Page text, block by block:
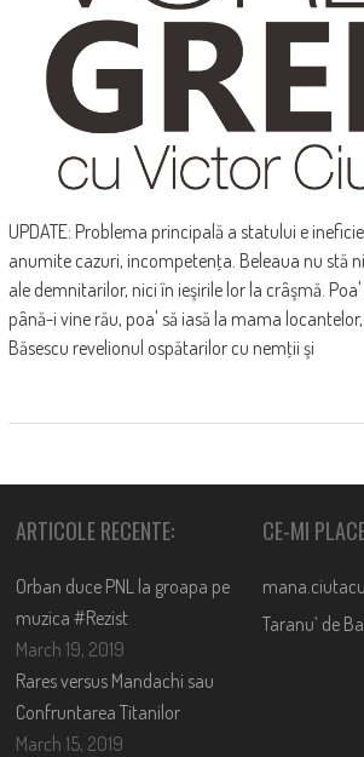
UPDATE: Problema principală a statului e
anumite cazuri, incompetenţa. Beleaua nu stă
ale demnitarilor, nici în ieşirile lor la crâşmă.
până-i vine rău, poa' să iasă la mama
Băsescu revelionul ospătarilor cu nemţii şi
ARTICOLE RECENTE:
Orban duce PNL la groapa pe
muzica #Rezist
March 19, 2019
Rares versus Mandachi sau
Confruntarea Titanilor
March 15, 2019
CE-MI
Taranu’ de